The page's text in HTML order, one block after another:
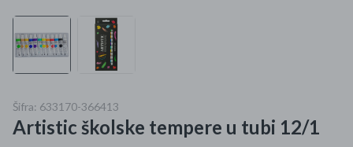
Specijalne kategorije
Čišćenje zaliha
Kišobrani akcija
Šifra: 633170-366413
Artistic školske tempere u tubi 12/1